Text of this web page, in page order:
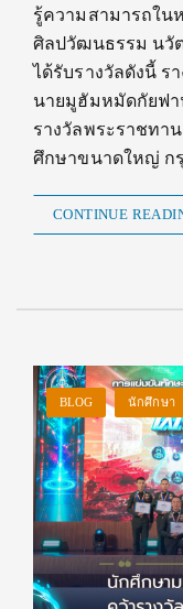
รู้ความสามารถใน
ศิลปวัฒนธรรม นวั
ได้รับรางวัลดังนี้ ร
นายมูฮัมหมัดกัยฟา
รางวัลพระราชทา
ศึกษาขนาดใหญ่ ก
CONTINUE
BLOG นักศึกษา